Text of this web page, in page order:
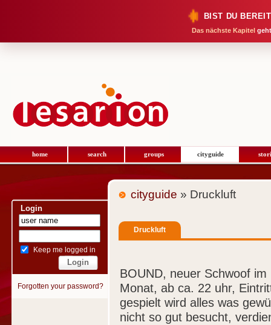
BIST DU
Das nächste Kapitel
home search groups cityguide
Login
Keep me logged in
Forgotten your password?
cityguide » Druckluft
Druckluft
BOUND, neuer Schwoof
Monat, ab ca. 22 uhr,
gespielt wird alles was
nicht so gut besucht,